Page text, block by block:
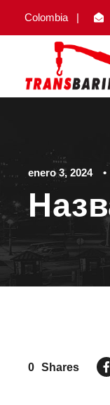
Colombia |
enero 3, 2024 •
0 Shares